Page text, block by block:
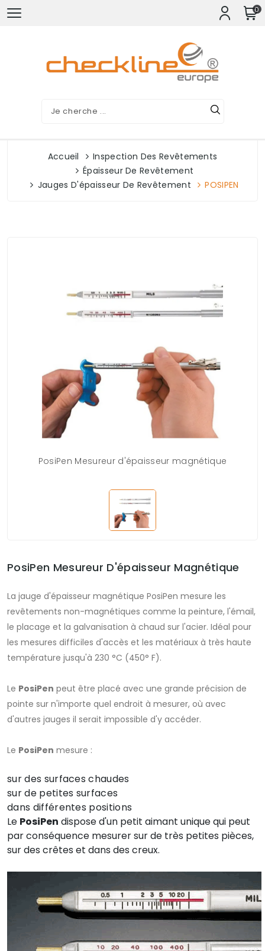
0
Accueil
Inspection Des Revêtements
Épaisseur De Revêtement
Jauges D'épaisseur De Revêtement
POSIPEN
PosiPen Mesureur d'épaisseur magnétique
PosiPen Mesureur D'épaisseur Magnétique
La jauge d'épaisseur magnétique PosiPen mesure les
revêtements non-magnétiques comme la peinture, l'émail,
le placage et la galvanisation à chaud sur l'acier. Idéal pour
les mesures difficiles d'accès et les matériaux à très haute
température jusqu'à 230 °C (450° F).
Le PosiPen peut être placé avec une grande précision de
pointe sur n'importe quel endroit à mesurer, où avec
d'autres jauges il serait impossible d'y accéder.
Le PosiPen mesure :
sur des surfaces chaudes
sur de petites surfaces
dans différentes positions
Le PosiPen dispose d'un petit aimant unique qui peut
par conséquence mesurer sur de très petites pièces,
sur des crêtes et dans des creux.